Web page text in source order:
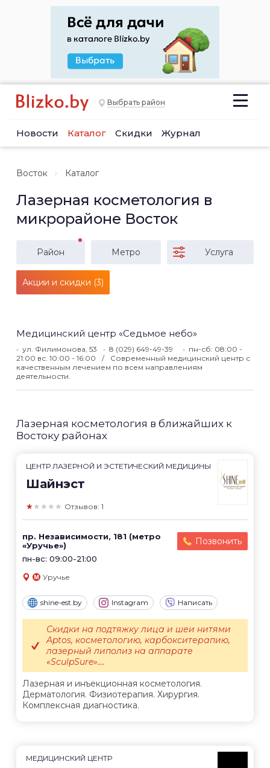
Выбрать район
Новости Каталог Скидки Журнал
Восток Каталог
Лазерная косметология в
микрорайоне Восток
Район Метро Услуга
Акции и скидки (3)
Медицинский центр «Седьмое небо»
ул. Филимонова, 53 8 (029) 649-49-39
пн-сб: 08:00 -
21:00 вс: 10:00 - 16:00
Современный медицинский центр с
качественным лечением по всем направлениям
деятельности.
Лазерная косметология в ближайших к
Востоку районах
ЦЕНТР ЛАЗЕРНОЙ И ЭСТЕТИЧЕСКИЙ МЕДИЦИНЫ
Шайнэст
★★★★★ Отзывов: 1
пр. Независимости, 181 (метро
«Уручье»)
пн-вс: 09:00-21:00
Позвонить
Уручье
shine-est.by Instagram Написать
Лазерная и инъекционная косметология.
Дерматология. Физиотерапия. Хирургия.
Комплексная диагностика.
Скидки на подтяжку лица и шеи нитями
Aptos, косметологию, карбокситерапию,
лазерный липолиз на аппарате
«SculpSure»....
МЕДИЦИНСКИЙ ЦЕНТР